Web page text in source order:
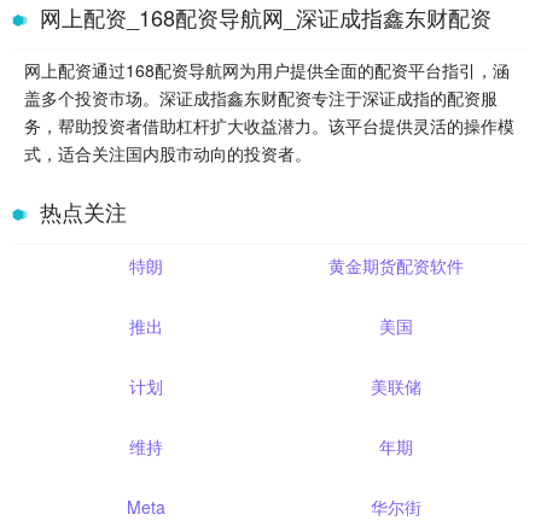
网上配资_168配资导航网_深证成指鑫东财配资
网上配资通过168配资导航网为用户提供全面的配资平台指引，涵
盖多个投资市场。深证成指鑫东财配资专注于深证成指的配资服
务，帮助投资者借助杠杆扩大收益潜力。该平台提供灵活的操作模
式，适合关注国内股市动向的投资者。
热点关注
特朗 黄金期货配资软件
推出 美国
计划 美联储
维持 年期
Meta 华尔街